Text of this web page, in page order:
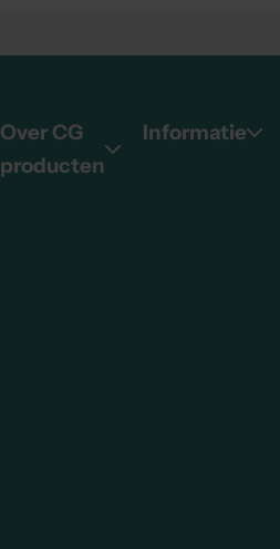
Over CG
producten
Informatie